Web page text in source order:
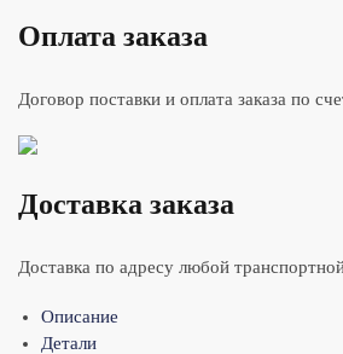
Оплата заказа
Договор поставки и оплата заказа по
Доставка заказа
Доставка по адресу любой
Описание
Детали